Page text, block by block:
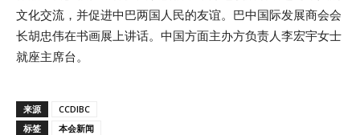
文化交流，并促进中巴两国人民的友谊。巴中国际发展商会会
长胡忠伟在书画展上讲话。中国方面主办方负责人李宏宇女士
就座主席台。
来源
CCDIBC
标签
本会新闻